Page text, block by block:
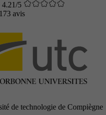
4.21/5
173 avis
de technologie de Compiègne